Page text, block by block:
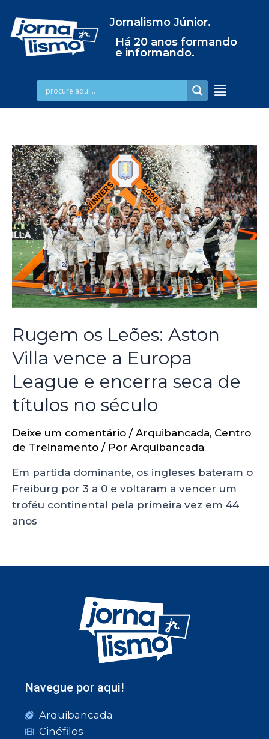
Jornalismo Júnior.
Há 20 anos formando
e informando.
Rugem os Leões: Aston
Villa vence a Europa
League e encerra seca de
títulos no século
Deixe um comentário / Arquibancada, Centro
de Treinamento / Por Arquibancada
Em partida dominante, os ingleses bateram o
Freiburg por 3 a 0 e voltaram a vencer um
troféu continental pela primeira vez em 44
anos
Navegue por aqui!
Arquibancada
Cinéfilos